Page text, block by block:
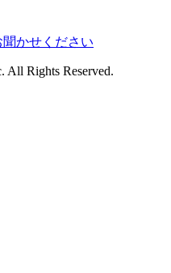
かせください
All Rights Reserved.